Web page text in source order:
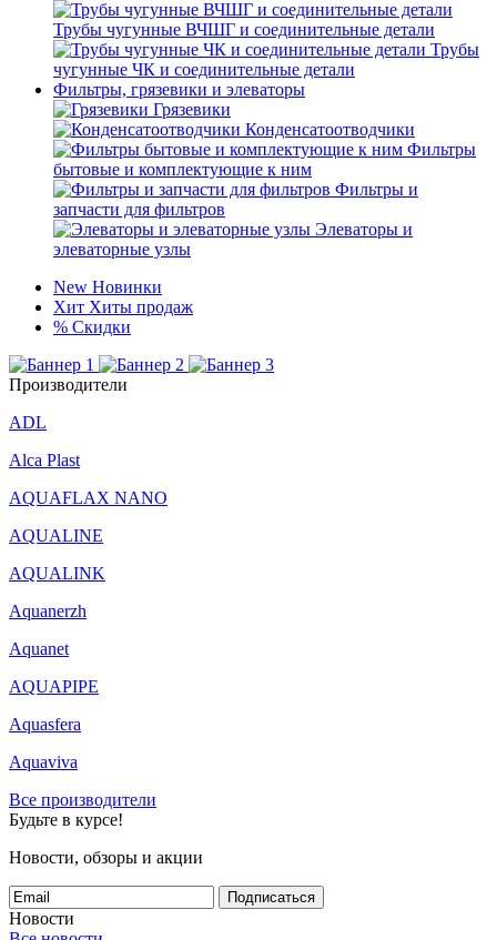
Трубы чугунные ВЧШГ и соединительные детали
Трубы
чугунные ЧК и соединительные детали
Фильтры, грязевики и элеваторы
Грязевики
Конденсатоотводчики
Фильтры
бытовые и комплектующие к ним
Фильтры и
запчасти для фильтров
Элеваторы и
элеваторные узлы
New Новинки
Хит Хиты продаж
% Скидки
Производители
ADL
Alca Plast
AQUAFLAX NANO
AQUALINE
AQUALINK
Aquanerzh
Aquanet
AQUAPIPE
Aquasfera
Aquaviva
Все производители
Будьте в курсе!
Новости, обзоры и акции
Подписаться
Новости